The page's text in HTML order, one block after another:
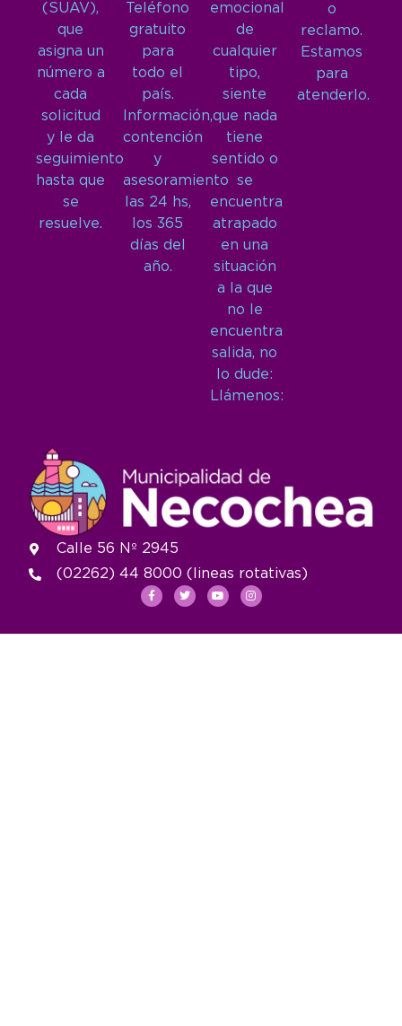
(SUAV),
que
asigna un
número a
cada
solicitud
y le da
seguimiento
hasta que
se
resuelve.
Teléfono
gratuito
para
todo el
país.
Información,
contención
y
asesoramiento
las 24 hs,
los 365
días del
año.
emocional
de
cualquier
tipo,
siente
que nada
tiene
sentido o
se
encuentra
atrapado
en una
situación
a la que
no le
encuentra
salida, no
lo dude:
Llámenos:
o
reclamo.
Estamos
para
atenderlo.
Calle 56 Nº 2945
(02262) 44 8000 (lineas rotativas)